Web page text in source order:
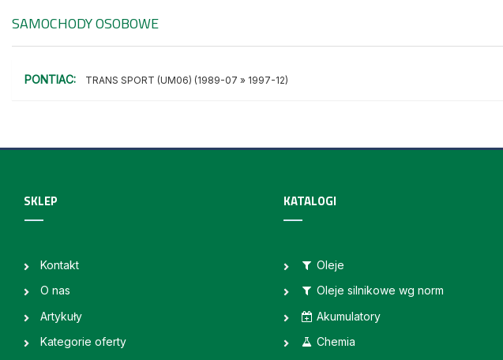
SAMOCHODY OSOBOWE
PONTIAC: TRANS SPORT (UM06) (1989-07 » 1997-12)
SKLEP
Kontakt
O nas
Artykuły
Kategorie oferty
KATALOGI
Oleje
Oleje silnikowe wg norm
Akumulatory
Chemia